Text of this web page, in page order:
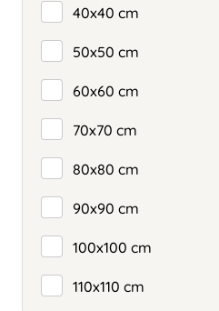
40x40 cm
50x50 cm
60x60 cm
70x70 cm
80x80 cm
90x90 cm
100x100 cm
110x110 cm